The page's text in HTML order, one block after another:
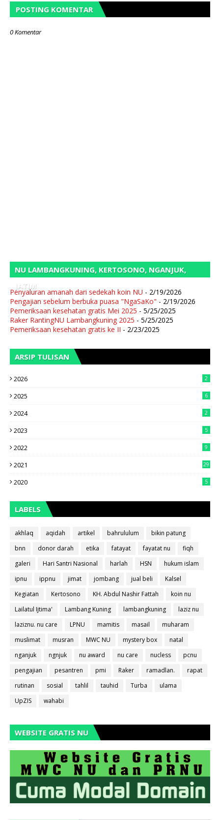
POSTING KOMENTAR
0 Komentar
NU LAMBANGKUNING, KERTOSONO, NGANJUK,
JATIM
Penyaluran amanah dari sedekah koin NU - 2/19/2026
Pengajian sebelum berbuka puasa "NgaSaKo" - 2/19/2026
Pemeriksaan kesehatan gratis Mei 2025 - 5/25/2025
Raker RantingNU Lambangkuning 2025 - 5/25/2025
Pemeriksaan kesehatan gratis ke II - 2/23/2025
ARSIP TULISAN
2026 2
2025 6
2024 2
2023 5
2022 9
2021 29
2020 5
LABELS
akhlaq aqidah artikel bahrululum
bikin patung
bnn
donor darah etika fatayat fayatat nu
fiqh
galeri
Hari Santri Nasional harlah HSN
hukum islam
ipnu
ippnu jimat jombang jual beli
Kalsel
Kegiatan
Kertosono KH. Abdul Nashir Fattah
koin nu
Lailatul Ijtima'
Lambang Kuning lambangkuning
laziz nu
laziznu. nu care
LPNU mamitis masail
muharam
muslimat
musran MWC NU mystery box
natal
nganjuk
ngnjuk nu award nu care nucless
pcnu
pengajian
pesantren pmi Raker ramadlan.
rapat
rutinan
sosial tahlil tauhid Turba
ulama
UpZIS
wahabi
WEBSITE GRATIS NU